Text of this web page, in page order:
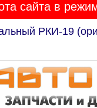
сайта в
Лада Гранта